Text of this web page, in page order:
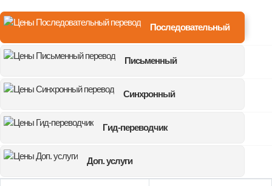
Последовательный
Письменный
Синхронный
Гид-переводчик
Доп. услуги